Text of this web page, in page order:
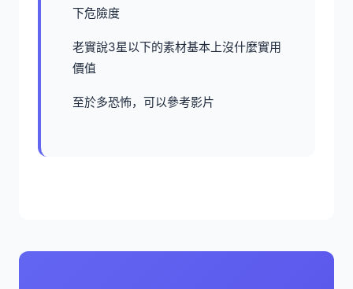
下危險度
老實說3星以下的素材基本上沒什麼實用
價值
至於多恐怖，可以參考影片